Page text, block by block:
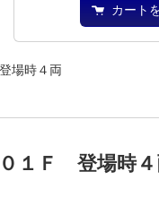
カート
場時４両
１Ｆ 登場時